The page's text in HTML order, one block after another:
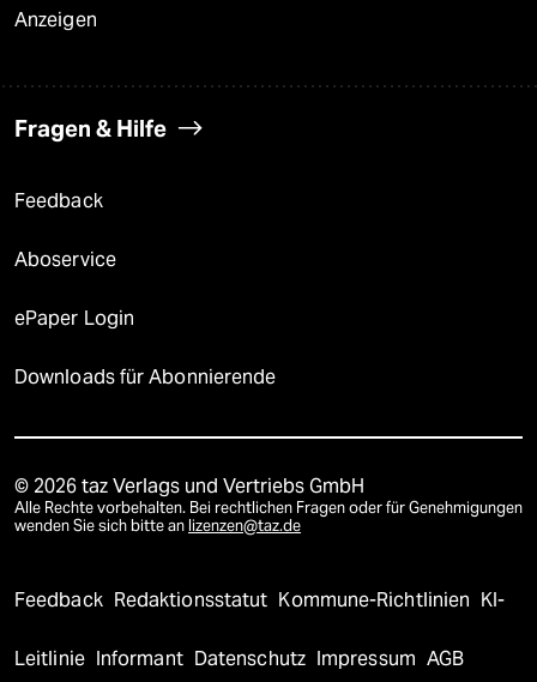
Anzeigen
Fragen & Hilfe
Feedback
Aboservice
ePaper Login
Downloads für Abonnierende
© 2026 taz Verlags und Vertriebs GmbH
Alle Rechte vorbehalten. Bei rechtlichen Fragen oder für Genehmigungen
wenden Sie sich bitte an lizenzen@taz.de
Feedback Redaktionsstatut Kommune-Richtlinien KI-
Leitlinie Informant Datenschutz Impressum AGB